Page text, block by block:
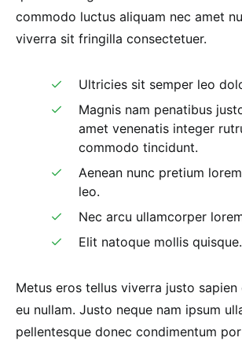
commodo luctus aliquam nec amet
viverra sit fringilla consectetuer.
Ultricies sit semper leo
Magnis nam penatibus
amet venenatis integer
commodo tincidunt.
Aenean nunc pretium
leo.
Nec arcu ullamcorper
Elit natoque mollis quisque.
Metus eros tellus viverra justo sapien
eu nullam. Justo neque nam ipsum
pellentesque donec condimentum